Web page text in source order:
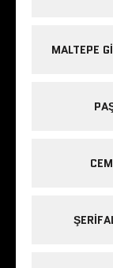
MALTEPE